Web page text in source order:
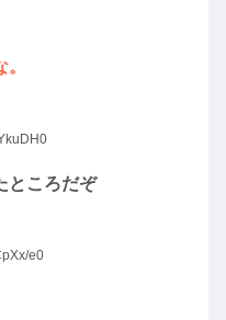
ところだぞ
e0